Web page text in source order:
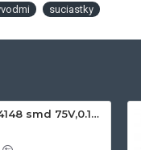
suciastky
1N4148 =LL4148 smd 75V,0.15A SOD80C